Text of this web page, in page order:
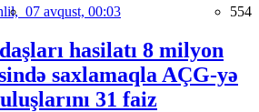
07 avqust, 00:03 554
hasilatı 8 milyon
saxlamaqla AÇG-yə
31 faiz